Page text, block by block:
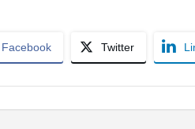
Facebook Twitter